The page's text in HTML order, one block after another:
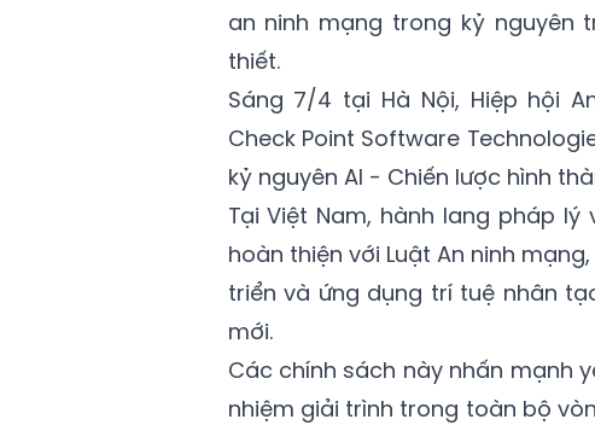
an ninh mạng trong kỷ
thiết.
Sáng 7/4 tại Hà Nội, Hiệp hội
Check Point Software
kỷ nguyên AI - Chiến lược hình
Tại Việt Nam, hành lang pháp
hoàn thiện với Luật An ninh
triển và ứng dụng trí tuệ nhân
mới.
Các chính sách này nhấn mạnh
nhiệm giải trình trong toàn bộ